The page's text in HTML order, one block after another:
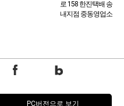
로 158 한진택배 송
내지점 중동영업소
PC버전으로 보기